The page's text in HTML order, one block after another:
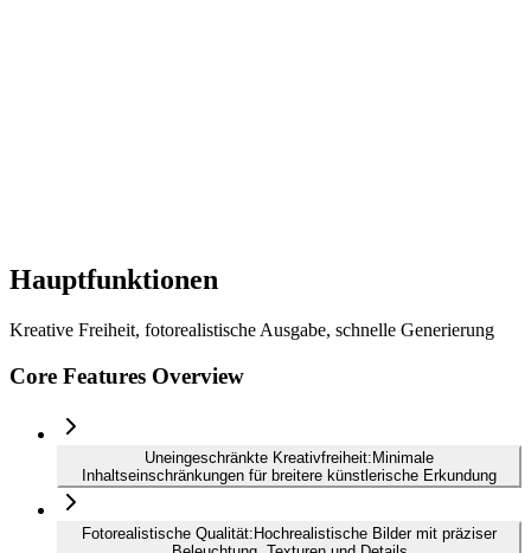
Hauptfunktionen
Kreative Freiheit, fotorealistische Ausgabe, schnelle Generierung
Core Features Overview
Uneingeschränkte Kreativfreiheit:Minimale
Inhaltseinschränkungen für breitere künstlerische Erkundung
Fotorealistische Qualität:Hochrealistische Bilder mit präziser